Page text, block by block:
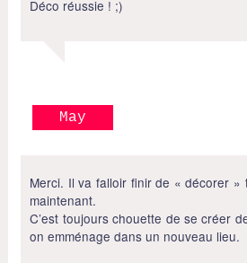
Déco réussie ! ;)
May
Merci. Il va falloir finir de « décorer »
maintenant.
C’est toujours chouette de se créer
on emménage dans un nouveau lieu.